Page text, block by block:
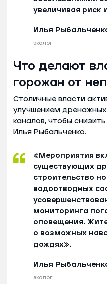
увеличивая риск
Илья
эколог
Что делают
горожан от
Столичные власти
улучшением
каналов, чтобы
Илья Рыбальченко.
«Мероприятия
существующих
строительство
водоотводных
мониторинга
оповещения.
о возможных
дождях».
Илья
эколог